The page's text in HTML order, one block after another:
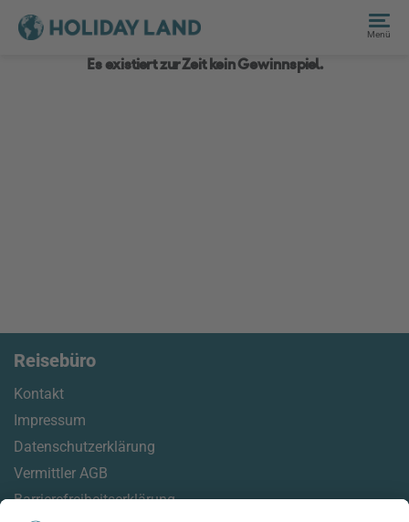
Menü
Es existiert zur Zeit kein Gewinnspiel.
Reisebüro
Kontakt
Impressum
Datenschutzerklärung
Vermittler AGB
Barrierefreiheitserklärung